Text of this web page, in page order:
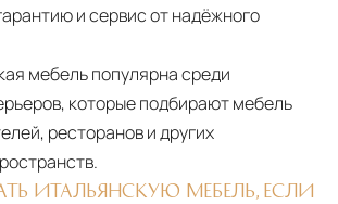
и сервис от надёжного
мебель популярна среди
которые подбирают мебель
ресторанов и других
ИТАЛЬЯНСКУЮ МЕБЕЛЬ, ЕСЛИ